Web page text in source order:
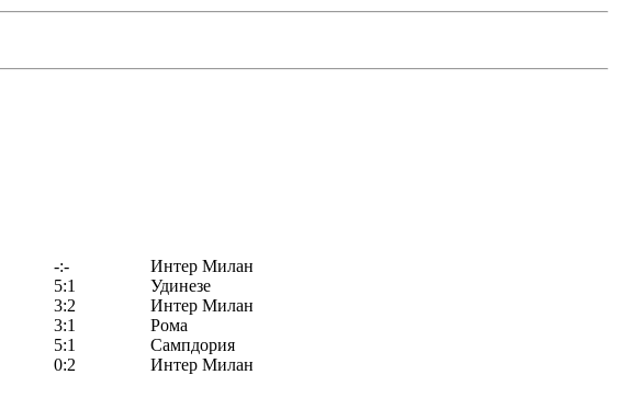
-:-
Интер Милан
5:1
Удинезе
3:2
Интер Милан
3:1
Рома
5:1
Сампдория
0:2
Интер Милан